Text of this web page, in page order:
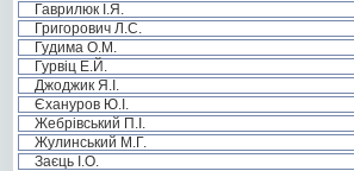
Гаврилюк І.Я.
Григорович Л.С.
Гудима О.М.
Гурвіц Е.Й.
Джоджик Я.І.
Єхануров Ю.І.
Жебрівський П.І.
Жулинський М.Г.
Заєць І.О.